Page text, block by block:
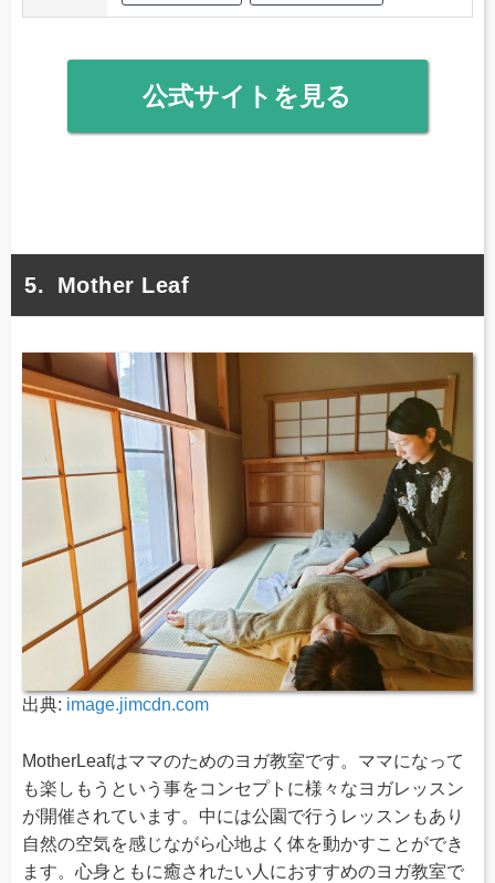
公式サイトを見る
Mother Leaf
出典: image.jimcdn.com
MotherLeafはママのためのヨガ教室です。ママになって
も楽しもうという事をコンセプトに様々なヨガレッスン
が開催されています。中には公園で行うレッスンもあり
自然の空気を感じながら心地よく体を動かすことができ
ます。心身ともに癒されたい人におすすめのヨガ教室で